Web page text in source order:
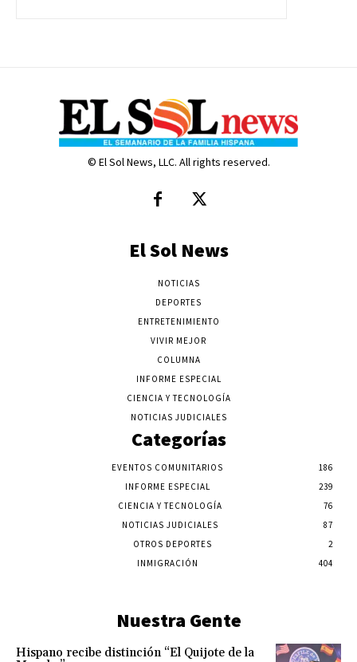
© El Sol News, LLC. All rights reserved.
El Sol News
NOTICIAS
DEPORTES
ENTRETENIMIENTO
VIVIR MEJOR
COLUMNA
INFORME ESPECIAL
CIENCIA Y TECNOLOGÍA
NOTICIAS JUDICIALES
Categorías
EVENTOS COMUNITARIOS
186
INFORME ESPECIAL
239
CIENCIA Y TECNOLOGÍA
76
NOTICIAS JUDICIALES
87
OTROS DEPORTES
2
INMIGRACIÓN
404
Nuestra Gente
Hispano recibe distinción “El Quijote de la